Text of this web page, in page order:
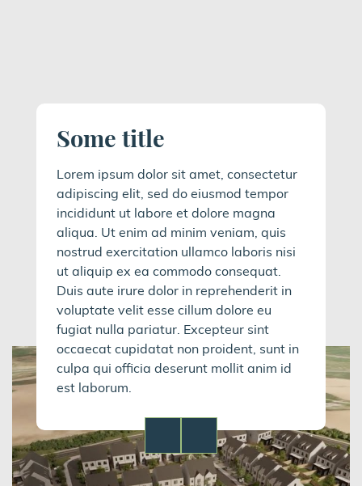
Some title
Lorem ipsum dolor sit amet, consectetur
adipiscing elit, sed do eiusmod tempor
incididunt ut labore et dolore magna
aliqua. Ut enim ad minim veniam, quis
nostrud exercitation ullamco laboris nisi
ut aliquip ex ea commodo consequat.
Duis aute irure dolor in reprehenderit in
voluptate velit esse cillum dolore eu
fugiat nulla pariatur. Excepteur sint
occaecat cupidatat non proident, sunt in
culpa qui officia deserunt mollit anim id
est laborum.